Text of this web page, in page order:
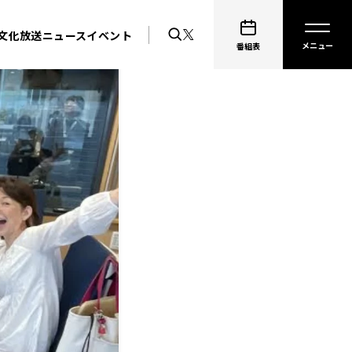
化放送ニュースイベント
番組表